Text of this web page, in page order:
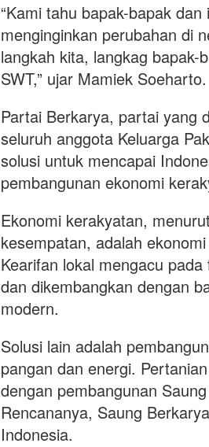
“Kami tahu bapak-bapak
menginginkan perubahan di
langkah kita, langkag bapak-
SWT,” ujar Mamiek Soeharto.
Partai Berkarya, partai yang
seluruh anggota Keluarga
solusi untuk mencapai
pembangunan ekonomi
Ekonomi kerakyatan,
kesempatan, adalah
Kearifan lokal mengacu
dan dikembangkan dengan
modern.
Solusi lain adalah
pangan dan energi.
dengan pembangunan
Rencananya, Saung
Indonesia.